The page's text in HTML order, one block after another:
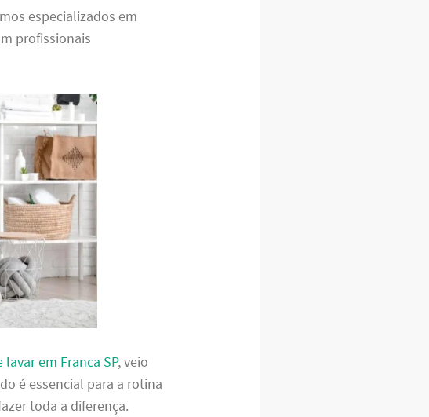
especializados em
profissionais
em Franca SP, veio
é essencial para a rotina
toda a diferença.